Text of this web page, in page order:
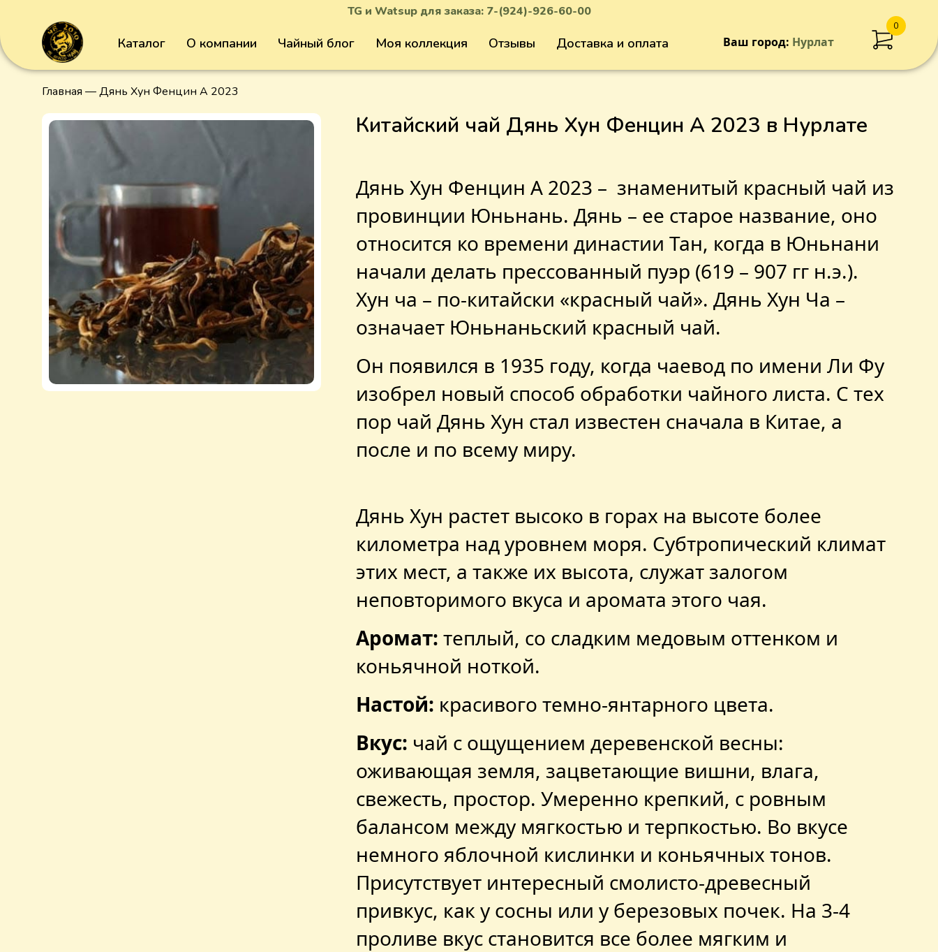
TG и Watsup для заказа: 7-(924)-926-60-00
Каталог О компании Чайный блог Моя коллекция Отзывы Доставка и оплата Ваш город: Нурлат
0
Главная — Дянь Хун Фенцин А 2023
Китайский чай Дянь Хун Фенцин А 2023 в Нурлате
Дянь Хун Фенцин А 2023 – знаменитый красный чай из
провинции Юньнань. Дянь – ее старое название, оно
относится ко времени династии Тан, когда в Юньнани
начали делать прессованный пуэр (619 – 907 гг н.э.).
Хун ча – по-китайски «красный чай». Дянь Хун Ча –
означает Юньнаньский красный чай.
Он появился в 1935 году, когда чаевод по имени Ли Фу
изобрел новый способ обработки чайного листа. С тех
пор чай Дянь Хун стал известен сначала в Китае, а
после и по всему миру.
Дянь Хун растет высоко в горах на высоте более
километра над уровнем моря. Субтропический климат
этих мест, а также их высота, служат залогом
неповторимого вкуса и аромата этого чая.
Аромат: теплый, со сладким медовым оттенком и
коньячной ноткой.
Настой: красивого темно-янтарного цвета.
Вкус: чай с ощущением деревенской весны:
оживающая земля, зацветающие вишни, влага,
свежесть, простор. Умеренно крепкий, с ровным
балансом между мягкостью и терпкостью. Во вкусе
немного яблочной кислинки и коньячных тонов.
Присутствует интересный смолисто-древесный
привкус, как у сосны или у березовых почек. На 3-4
проливе вкус становится все более мягким и